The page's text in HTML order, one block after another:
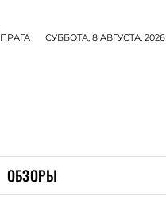
ПРАГА СУББОТА, 8 АВГУСТА, 2026
ОБЗОРЫ